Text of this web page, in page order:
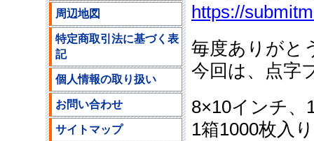
https://
毎度ありがと
今回は、点字
8×10インチ、
1箱1000枚入
周辺地図
特定商取引法に基づく表
記
個人情報の取り扱い
お問い合わせ
サイトマップ